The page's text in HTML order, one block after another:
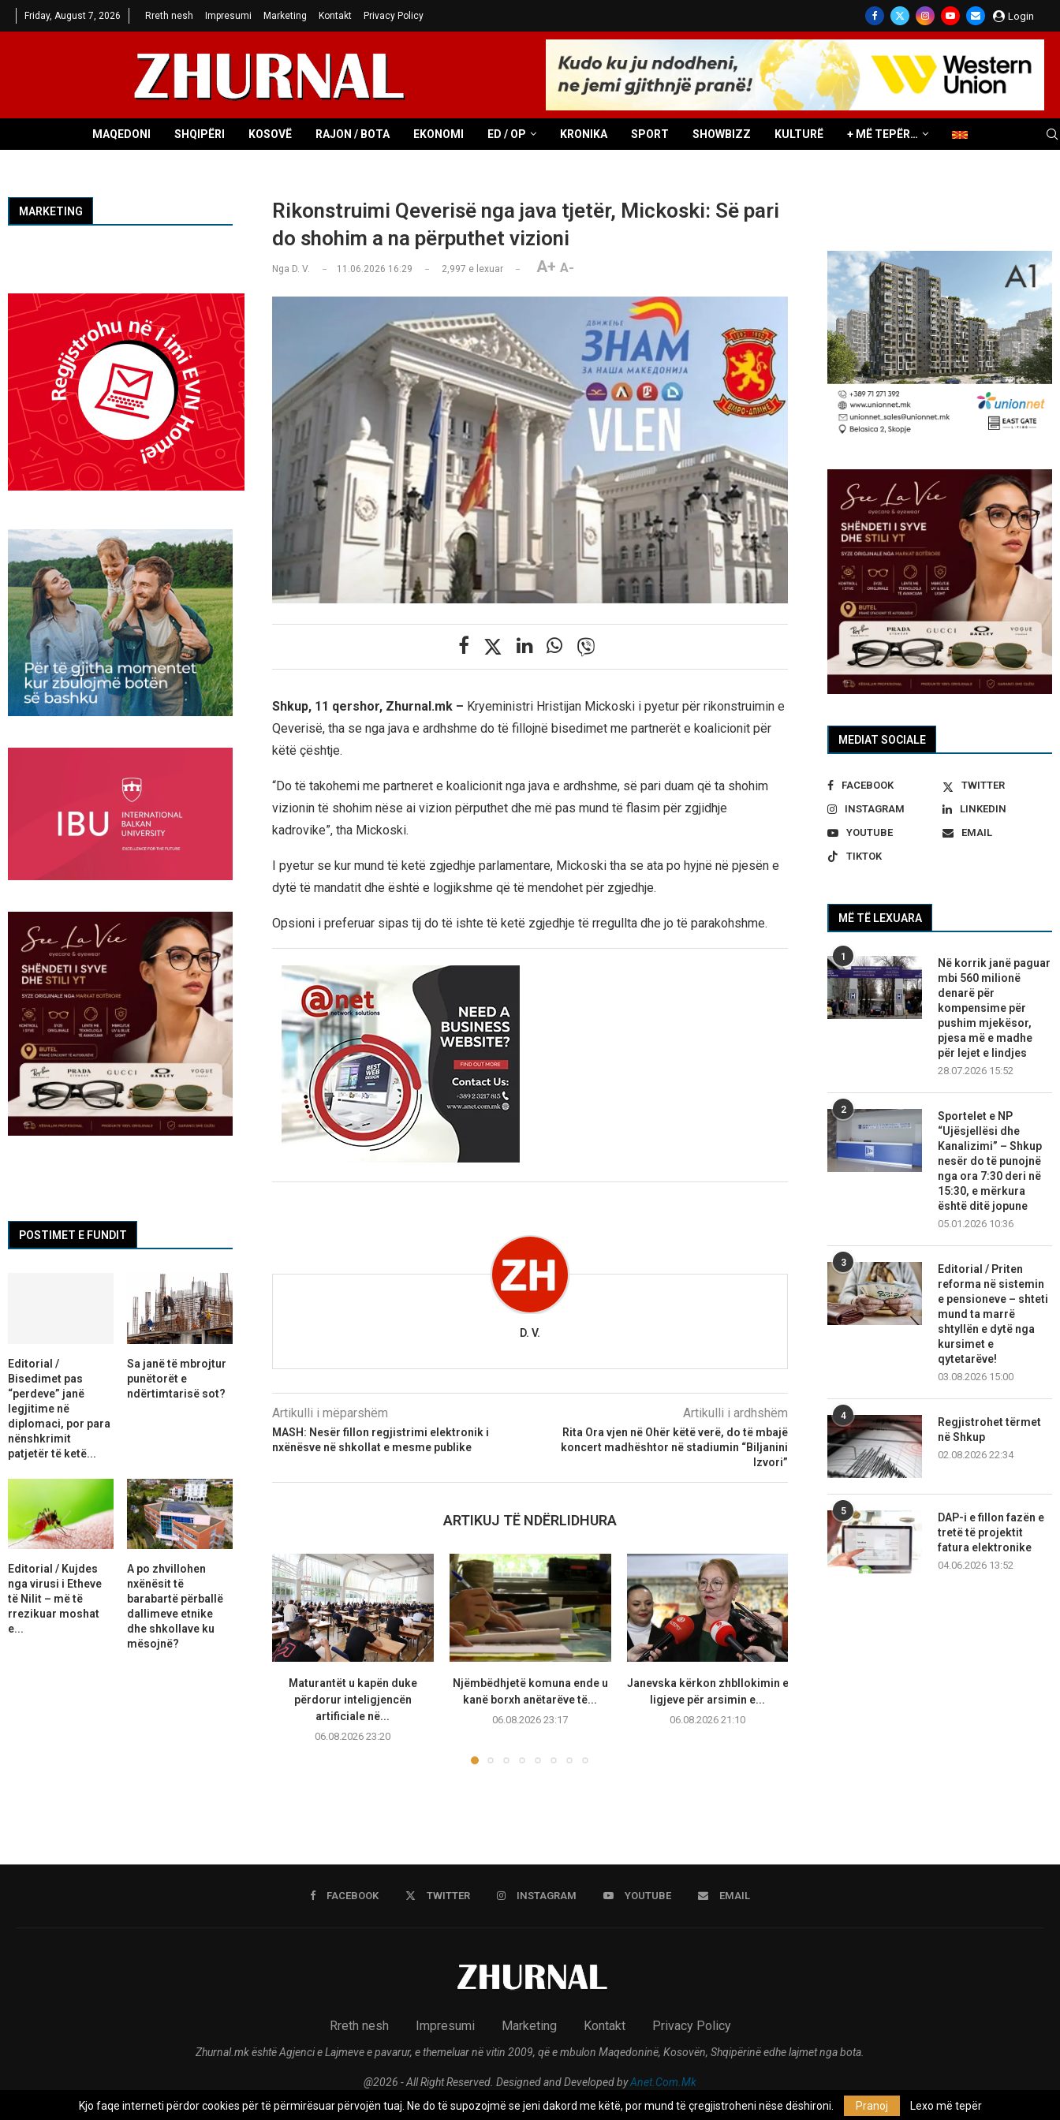
Friday, August 7, 2026 Rreth nesh Impresumi Marketing Kontakt Privacy Policy Login
MAQEDONI SHQIPËRI KOSOVË RAJON / BOTA EKONOMI ED / OP KRONIKA SPORT SHOWBIZZ KULTURË + MË TEPËR…
Rikonstruimi Qeverisë nga java tjetër, Mickoski: Së pari
do shohim a na përputhet vizioni
Nga D. V. 11.06.2026 16:29 2,997 e lexuar A+ A-
Shkup, 11 qershor, Zhurnal.mk – Kryeministri Hristijan Mickoski i pyetur për rikonstruimin e
Qeverisë, tha se nga java e ardhshme do të fillojnë bisedimet me partnerët e koalicionit për
këtë çështje.
“Do të takohemi me partneret e koalicionit nga java e ardhshme, së pari duam që ta shohim
vizionin të shohim nëse ai vizion përputhet dhe më pas mund të flasim për zgjidhje
kadrovike”, tha Mickoski.
I pyetur se kur mund të ketë zgjedhje parlamentare, Mickoski tha se ata po hyjnë në pjesën e
dytë të mandatit dhe është e logjikshme që të mendohet për zgjedhje.
Opsioni i preferuar sipas tij do të ishte të ketë zgjedhje të rregullta dhe jo të parakohshme.
D. V.
Artikulli i mëparshëm
MASH: Nesër fillon regjistrimi elektronik i
nxënësve në shkollat e mesme publike
Artikulli i ardhshëm
Rita Ora vjen në Ohër këtë verë, do të mbajë
koncert madhështor në stadiumin “Biljanini
Izvori”
ARTIKUJ TË NDËRLIDHURA
Maturantët u kapën duke
përdorur inteligjencën
artificiale në...
06.08.2026 23:20
Njëmbëdhjetë komuna ende u
kanë borxh anëtarëve të...
06.08.2026 23:17
Janevska kërkon zhbllokimin e
ligjeve për arsimin e...
06.08.2026 21:10
MEDIAT SOCIALE
FACEBOOK
TWITTER
INSTAGRAM
LINKEDIN
YOUTUBE
EMAIL
TIKTOK
MË TË LEXUARA
1
Në korrik janë paguar
mbi 560 milionë
denarë për
kompensime për
pushim mjekësor,
pjesa më e madhe
për lejet e lindjes
28.07.2026 15:52
2
Sportelet e NP
“Ujësjellësi dhe
Kanalizimi” – Shkup
nesër do të punojnë
nga ora 7:30 deri në
15:30, e mërkura
është ditë jopune
05.01.2026 10:36
3
Editorial / Priten
reforma në sistemin
e pensioneve – shteti
mund ta marrë
shtyllën e dytë nga
kursimet e
qytetarëve!
03.08.2026 15:00
4
Regjistrohet tërmet
në Shkup
02.08.2026 22:34
5
DAP-i e fillon fazën e
tretë të projektit
fatura elektronike
04.06.2026 13:52
MARKETING
POSTIMET E FUNDIT
Editorial /
Bisedimet pas
“perdeve” janë
legjitime në
diplomaci, por para
nënshkrimit
patjetër të ketë...
Sa janë të mbrojtur
punëtorët e
ndërtimtarisë sot?
Editorial / Kujdes
nga virusi i Etheve
të Nilit – më të
rrezikuar moshat
e...
A po zhvillohen
nxënësit të
barabartë përballë
dallimeve etnike
dhe shkollave ku
mësojnë?
FACEBOOK TWITTER INSTAGRAM YOUTUBE EMAIL
Rreth nesh Impresumi Marketing Kontakt Privacy Policy
Zhurnal.mk është Agjenci e Lajmeve e pavarur, e themeluar në vitin 2009, që e mbulon Maqedoninë, Kosovën, Shqipërinë edhe lajmet nga bota.
@2026 - All Right Reserved. Designed and Developed byAnet.Com.Mk
Kjo faqe interneti përdor cookies për të përmirësuar përvojën tuaj. Ne do të supozojmë se jeni dakord me këtë, por mund të çregjistroheni nëse dëshironi.
Pranoj Lexo më tepër